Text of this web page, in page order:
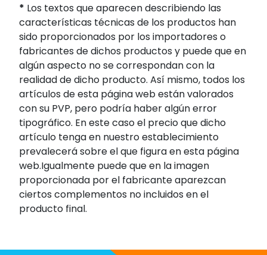
* Los textos que aparecen describiendo las
características técnicas de los productos han
sido proporcionados por los importadores o
fabricantes de dichos productos y puede que en
algún aspecto no se correspondan con la
realidad de dicho producto. Así mismo, todos los
artículos de esta página web están valorados
con su PVP, pero podría haber algún error
tipográfico. En este caso el precio que dicho
artículo tenga en nuestro establecimiento
prevalecerá sobre el que figura en esta página
web.Igualmente puede que en la imagen
proporcionada por el fabricante aparezcan
ciertos complementos no incluidos en el
producto final.